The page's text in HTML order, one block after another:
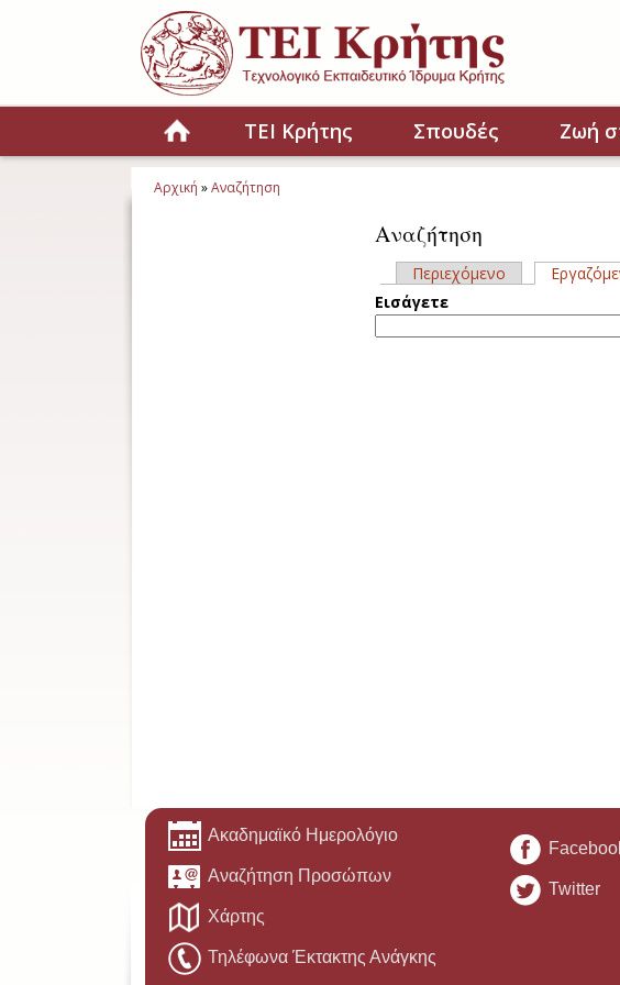
Παράκαμψη προς το κυρίως περιεχόμενο
HomeΤΕΙ Κρήτης Σπουδές Ζωή
Αρχική »Αναζήτηση
Αναζήτηση
Πρωτεύουσες
Περιεχόμενο
Εισάγετε
Ακαδημαϊκό Ημερολόγιο
Αναζήτηση Προσώπων
Χάρτης
Τηλέφωνα Έκτακτης Ανάγκης
Twitter